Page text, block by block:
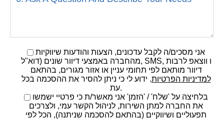
אני מסכים/ה לקבל עדכונים, הצעות והודעות שיווקיות
מהחברה באמצעי דיוור שונים (דוא"ל, SMS, ו ווצאפ לרבות
דיוור מותאם לפי תחומי עניין או אזור מגורים, בהתאם
למדיניות הפרטיות. ידוע לי כי ניתן להסיר את ההסכמה בכל
עת.
בלחיצה על 'שלח' / 'הזמן' אני מאשר/ת כי פרטיי ישמשו
את החברה למתן השירות, לניהול הקשר עמי, ולצרכים
תפעוליים ושיווקיים (בהתאם להסכמה שניתנה), הכל לפי